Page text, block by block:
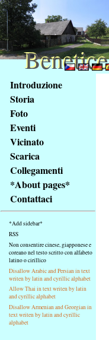
obsah
stránky
Klávesové
zkratky
tomto
webu
základní
Hlavní
strana
Introduzione
Storia
Foto
Eventi
Vicinato
Scarica
Collegamenti
*About pages*
Contattaci
*Add sidebar*
RSS
Non consentire cinese, giapponese e
coreano nel testo scritto con alfabeto
latino o cirillico
Disallow Arabic and Persian in text
writen by latin and cyrillic alphabet
Allow Thai in text writen by latin
and cyrillic alphabet
Disallow Armenian and Georgian in
text writen by latin and cyrillic
alphabet
Benetice
Benetice